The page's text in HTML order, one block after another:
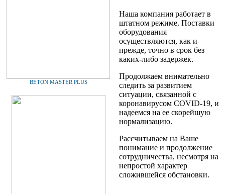
BETON MASTER PLUS
Наша компания работает в
штатном режиме. Поставки
оборудования
осуществляются, как и
прежде, точно в срок без
каких-либо задержек.
Продолжаем внимательно
следить за развитием
ситуации, связанной с
коронавирусом COVID-19, и
надеемся на ее скорейшую
нормализацию.
Рассчитываем на Ваше
понимание и продолжение
сотрудничества, несмотря на
непростой характер
сложившейся обстановки.